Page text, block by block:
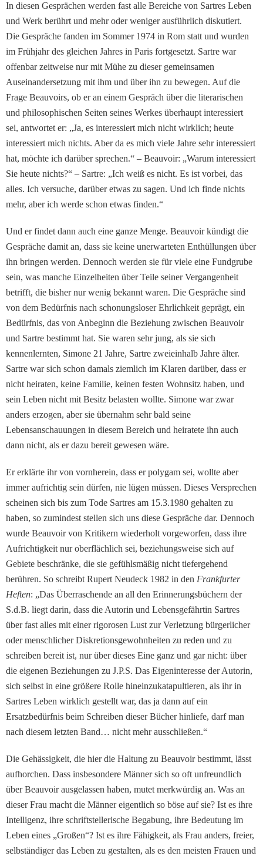
In diesen Gesprächen werden fast alle Bereiche von Sartres Leben
und Werk berührt und mehr oder weniger ausführlich diskutiert.
Die Gespräche fanden im Sommer 1974 in Rom statt und wurden
im Frühjahr des gleichen Jahres in Paris fortgesetzt. Sartre war
offenbar zeitweise nur mit Mühe zu dieser gemeinsamen
Auseinandersetzung mit ihm und über ihn zu bewegen. Auf die
Frage Beauvoirs, ob er an einem Gespräch über die literarischen
und philosophischen Seiten seines Werkes überhaupt interessiert
sei, antwortet er: „Ja, es interessiert mich nicht wirklich; heute
interessiert mich nichts. Aber da es mich viele Jahre sehr interessiert
hat, möchte ich darüber sprechen.“ – Beauvoir: „Warum interessiert
Sie heute nichts?“ – Sartre: „Ich weiß es nicht. Es ist vorbei, das
alles. Ich versuche, darüber etwas zu sagen. Und ich finde nichts
mehr, aber ich werde schon etwas finden.“
Und er findet dann auch eine ganze Menge. Beauvoir kündigt die
Gespräche damit an, dass sie keine unerwarteten Enthüllungen über
ihn bringen werden. Dennoch werden sie für viele eine Fundgrube
sein, was manche Einzelheiten über Teile sei­ner Vergangenheit
betrifft, die bisher nur wenig bekannt waren. Die Gespräche sind
von dem Bedürfnis nach schonungsloser Ehrlichkeit geprägt, ein
Bedürfnis, das von Anbeginn die Bezie­hung zwischen Beauvoir
und Sartre bestimmt hat. Sie waren sehr jung, als sie sich
kennen­lernten, Simone 21 Jahre, Sartre zweieinhalb Jahre älter.
Sartre war sich schon damals ziemlich im Klaren darüber, dass er
nicht heiraten, keine Familie, keinen festen Wohnsitz haben, und
sein Leben nicht mit Besitz belasten wollte. Simone war zwar
anders erzogen, aber sie übernahm sehr bald seine
Lebensanschauungen in diesem Bereich und heiratete ihn auch
dann nicht, als er dazu bereit gewesen wäre.
Er erklärte ihr von vornherein, dass er polygam sei, wollte aber
immer aufrichtig sein dürfen, nie lügen müssen. Dieses Versprechen
scheinen sich bis zum Tode Sartres am 15.3.1980 gehalten zu
haben, so zumindest stellen sich uns diese Gespräche dar. Dennoch
wurde Beauvoir von Kritikern wiederholt vorgeworfen, dass ihre
Aufrichtigkeit nur oberflächlich sei, beziehungsweise sich auf
Gebiete beschränke, die sie gefühlsmäßig nicht tiefergehend
berühren. So schreibt Rupert Neudeck 1982 in den Frankfurter
Heften: „Das Überraschende an all den Erinne­rungsbüchern der
S.d.B. liegt darin, dass die Autorin und Lebensgefährtin Sartres
über fast alles mit einer rigorosen Lust zur Verletzung bürgerlicher
oder menschlicher Diskretionsgewohnheiten zu reden und zu
schreiben bereit ist, nur über dieses Eine ganz und gar nicht: über
die eigenen Beziehungen zu J.P.S. Das Eigeninteresse der Autorin,
sich selbst in eine größere Rolle hineinzukatapultieren, als ihr in
Sartres Leben wirklich gestellt war, das ja dann auf ein
Ersatzbedürfnis beim Schreiben dieser Bücher hinliefe, darf man
nach diesem letzten Band… nicht mehr ausschließen.“
Die Gehässigkeit, die hier die Haltung zu Beauvoir bestimmt, lässt
aufhorchen. Dass insbesondere Männer sich so oft unfreundlich
über Beauvoir ausgelassen haben, mutet merkwürdig an. Was an
dieser Frau macht die Männer eigentlich so böse auf sie? Ist es ihre
Intelligenz, ihre schriftstellerische Begabung, ihre Bedeutung im
Leben eines „Großen“? Ist es ihre Fähigkeit, als Frau anders, freier,
selbständiger das Leben zu gestalten, als es den meisten Frauen und